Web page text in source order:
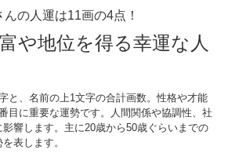
の人運は11画の4点！
や地位を得る幸運な人
と、名前の上1文字の合計画数。性格や才能
目に重要な運勢です。人間関係や協調性、社
響します。主に20歳から50歳ぐらいまでの
表します。